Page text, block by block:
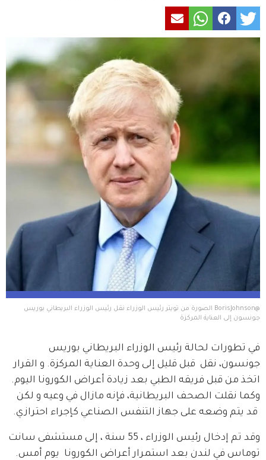
@BorisJohnson الصورة من تويتر رئيس الوزراء نقل رئيس الوزراء البريطاني بوريس
جونسون إلى العناية المركزة
في تطورات لحالة رئيس الوزراء البريطاني بوريس
جونسون، نقل  قبل قليل إلى وحدة العناية المركزة. و القرار
اتخذ من قبل فريقه الطبي بعد زيادة أعراض الكورونا اليوم.
وكما نقلت الصحف البريطانية، فإنه مازال في وعيه و لكن
قد يتم وضعه على جهاز التنفس الصناعي كإجراء احترازي.
وقد تم إدخال رئيس الوزراء ، 55 سنة ، إلى مستشفى سانت
توماس في لندن بعد استمرار أعراض الكورونا  يوم أمس.